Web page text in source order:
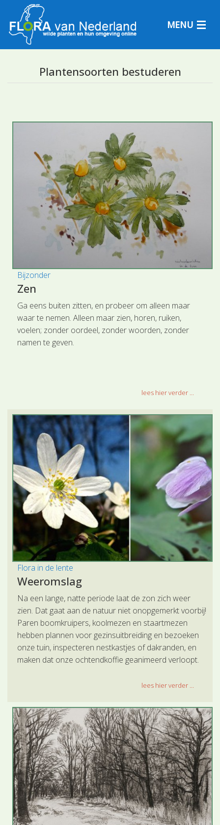
MENU
Plantensoorten bestuderen
Bijzonder
Zen
Ga eens buiten zitten, en probeer om alleen maar
waar te nemen. Alleen maar zien, horen, ruiken,
voelen; zonder oordeel, zonder woorden, zonder
namen te geven.
lees hier verder ...
Flora in de lente
Weeromslag
Na een lange, natte periode laat de zon zich weer
zien. Dat gaat aan de natuur niet onopgemerkt voorbij!
Paren boomkruipers, koolmezen en staartmezen
hebben plannen voor gezinsuitbreiding en bezoeken
onze tuin, inspecteren nestkastjes of dakranden, en
maken dat onze ochtendkoffie geanimeerd verloopt.
lees hier verder ...